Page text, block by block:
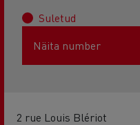
Suletud
Näita number
2 rue Louis Blériot